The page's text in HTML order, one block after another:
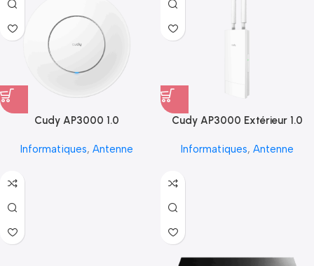
Cudy AP3000 1.0
Informatiques, Antenne
Cudy AP3000 Extérieur 1.0
Informatiques, Antenne